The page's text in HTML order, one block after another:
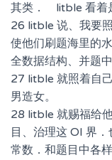
其类． litble 看着
26 litble 说、我要
使他们刷题海里的
全数据结构、并题
27 litble 就照着自
男造女。
28 litble 就赐福给
目、治理这 OI 界
常数．和题目中各